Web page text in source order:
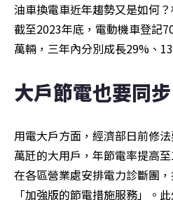
油車換電車近年趨勢又是如何
截至2023年底，電動機車登記
萬輛，三年內分別成長29%、
大戶節電也要同步
用電大戶方面，經濟部日前修
萬瓩的大用戶，年節電率提高
在各區營業處安排電力診斷團
「加強版的節電措施服務」。